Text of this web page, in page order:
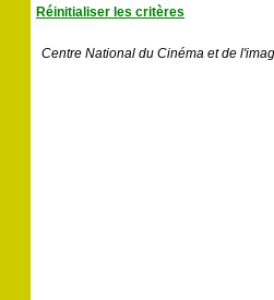
Réinitialiser les critères
Centre National du Cinéma et de